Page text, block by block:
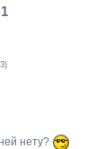
1
нету?